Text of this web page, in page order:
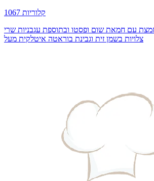
1067 קלוריות
עם חמאת שום ופסטו ובתוספת עגבניות שרי
צלויות בשמן זית וגבינת בוראטה איטלקית מעל